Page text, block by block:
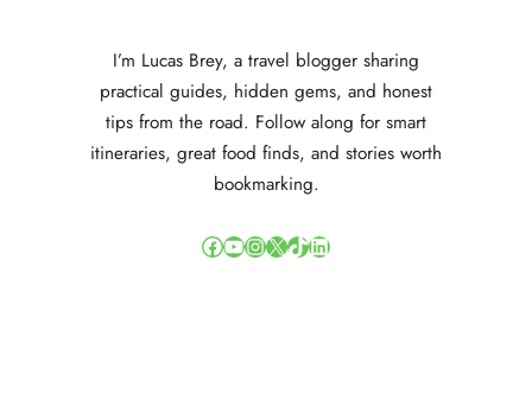
I’m Lucas Brey, a travel blogger sharing
practical guides, hidden gems, and honest
tips from the road. Follow along for smart
itineraries, great food finds, and stories worth
bookmarking.
Facebook YouTube InstagramX TikTok LinkedIn